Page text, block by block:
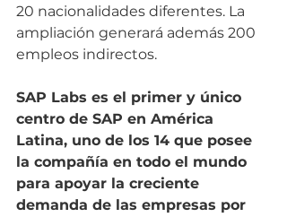
20 nacionalidades diferentes. La
ampliación generará además 200
empleos indirectos.
SAP Labs es el primer y único
centro de SAP en América
Latina, uno de los 14 que posee
la compañía en todo el mundo
para apoyar la creciente
demanda de las empresas por